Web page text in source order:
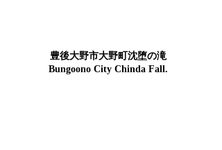
豊後大野市大野町沈堕の滝
Bungoono City Chinda Fall.